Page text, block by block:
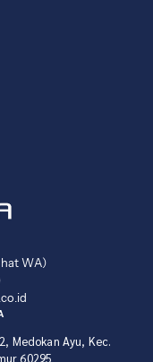
WA)
Medokan Ayu, Kec.
60295